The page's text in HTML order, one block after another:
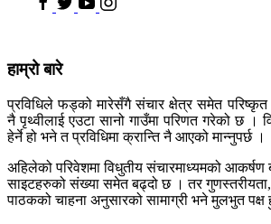
हाम्रो बारे
प्रविधिले फड्को मारेसँगै संचार क्षेत्र समेत
नै पृथ्वीलाई एउटा सानो गाउँमा परिणत गरेको छ ।
हेर्ने हो भने त प्रविधिमा क्रान्ति नै आएको मान्नुपर्छ ।
अहिलेको परिवेशमा विधुतीय संचारमाध्यमको
साइटहरुको संख्या समेत बढ्दो छ । तर गुणस्तरीयता,
पाठकको चाहना अनुसारको सामाग्री भने मुलभुत पक्ष